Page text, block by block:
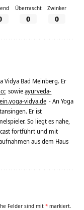
Überrascht
0
Zwinker
0
Vidya Bad Meinberg. Er
sowieayurveda-
vidya.de - An Yoga
Er ist
So liegt es nahe,
fortführt und mit
aus dem Haus
Felder sind mit * markiert.